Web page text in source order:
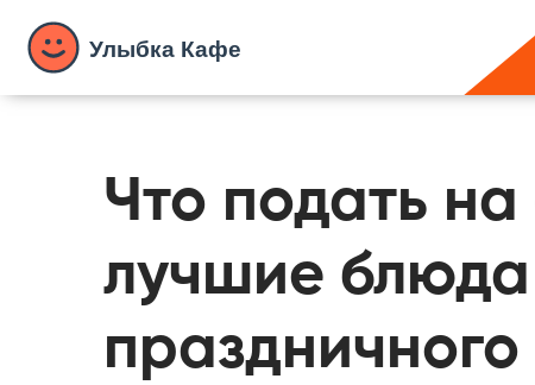
Что подать на
лучшие блюда
праздничного